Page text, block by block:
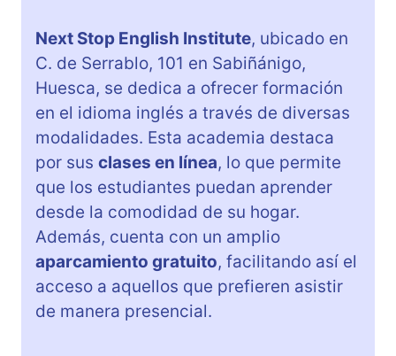
Next Stop English Institute, ubicado en
C. de Serrablo, 101 en Sabiñánigo,
Huesca, se dedica a ofrecer formación
en el idioma inglés a través de diversas
modalidades. Esta academia destaca
por sus clases en línea, lo que permite
que los estudiantes puedan aprender
desde la comodidad de su hogar.
Además, cuenta con un amplio
aparcamiento gratuito, facilitando así el
acceso a aquellos que prefieren asistir
de manera presencial.